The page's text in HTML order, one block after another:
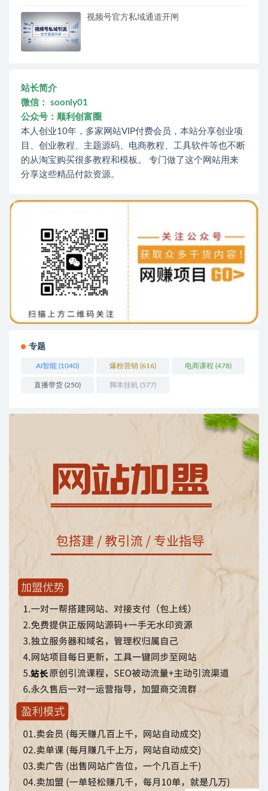
视频号官方私域通道开闸
站长简介
微信： soonly01
公众号：顺利创富圈
本人创业10年，多家网站VIP付费会员，本站分享创业项
目、创业教程、主题源码、电商教程、工具软件等也不断
的从淘宝购买很多教程和模板。 专门做了这个网站用来
分享这些精品付款资源。
专题
AI智能 (1040) 爆粉营销 (616) 电商课程 (478)
直播带货 (250) 脚本挂机 (577)